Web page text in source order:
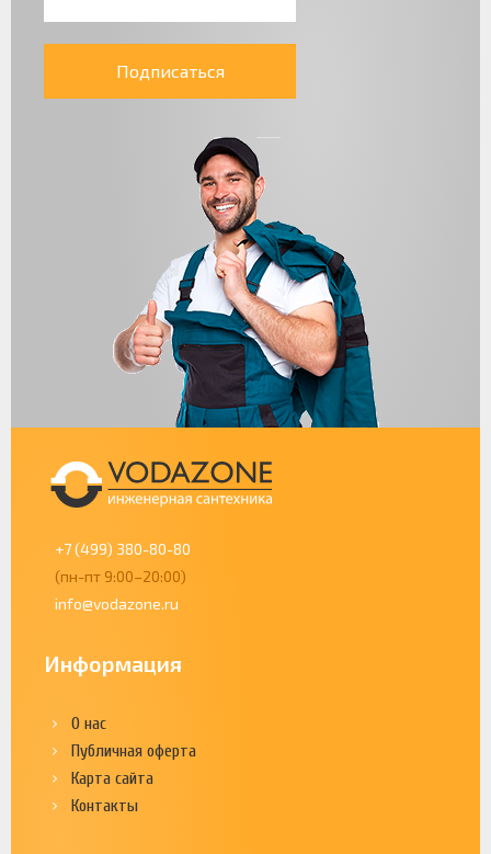
Подписаться
+7 (499) 380-80-80
(пн-пт 9:00–20:00)
info@vodazone.ru
Информация
О нас
Публичная оферта
Карта сайта
Контакты